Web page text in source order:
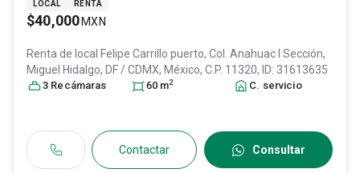
LOCAL RENTA
$40,000 MXN
Renta de local Felipe Carrillo puerto, Col. Anahuac I Sección,
Miguel Hidalgo, DF / CDMX, México, C.P. 11320, ID: 31613635
3 Recámaras 60 m2 C. servicio
Contactar Consultar